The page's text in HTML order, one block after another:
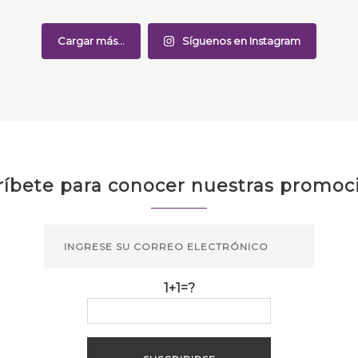
Cargar más... Síguenos en Instagram
para conocer nuestras
1+1=?